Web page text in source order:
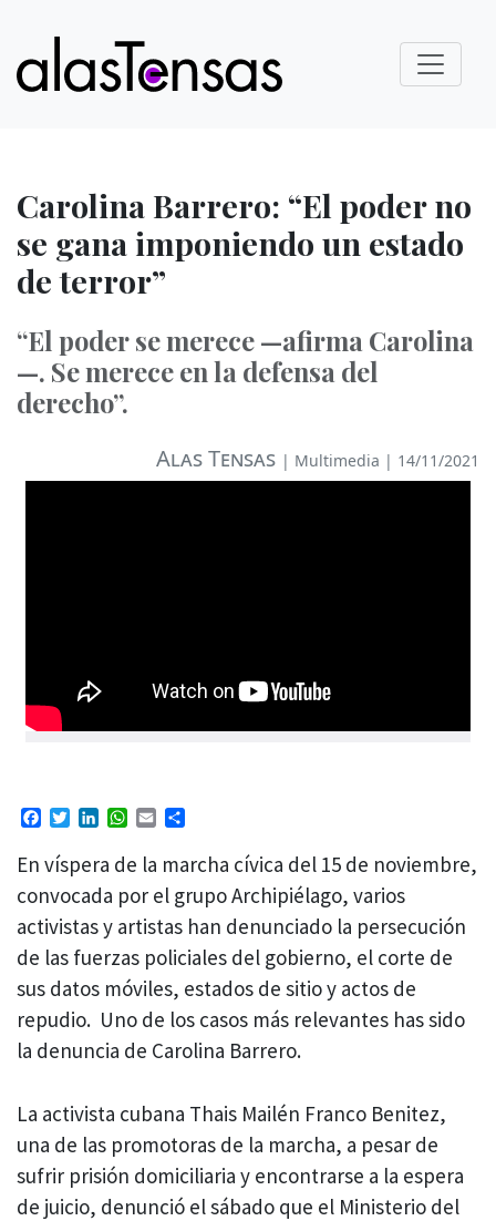
Carolina Barrero: “El poder no
se gana imponiendo un estado
de terror”
“El poder se merece —afirma Carolina
—. Se merece en la defensa del
derecho”.
Alas Tensas | Multimedia | 14/11/2021
Facebook
TwitterLinkedIn
WhatsApp
Email
En víspera de la marcha cívica del 15 de noviembre,
convocada por el grupo Archipiélago, varios
activistas y artistas han denunciado la persecución
de las fuerzas policiales del gobierno, el corte de
sus datos móviles, estados de sitio y actos de
repudio. Uno de los casos más relevantes has sido
la denuncia de Carolina Barrero.
La activista cubana Thais Mailén Franco Benitez,
una de las promotoras de la marcha, a pesar de
sufrir prisión domiciliaria y encontrarse a la espera
de juicio, denunció el sábado que el Ministerio del